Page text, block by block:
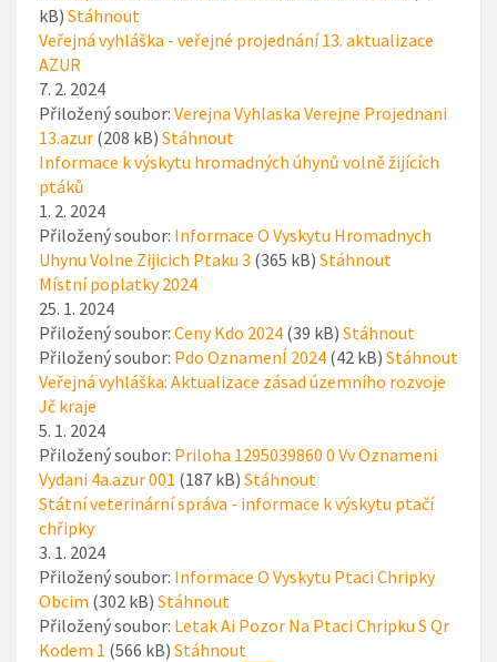
kB) Stáhnout
Veřejná vyhláška - veřejné projednání 13. aktualizace
AZUR
7. 2. 2024
Přiložený soubor: Verejna Vyhlaska Verejne Projednani
13.azur (208 kB) Stáhnout
Informace k výskytu hromadných úhynů volně žijících
ptáků
1. 2. 2024
Přiložený soubor: Informace O Vyskytu Hromadnych
Uhynu Volne Zijicich Ptaku 3 (365 kB) Stáhnout
Místní poplatky 2024
25. 1. 2024
Přiložený soubor: Ceny Kdo 2024 (39 kB) Stáhnout
Přiložený soubor: Pdo OznamenÍ 2024 (42 kB) Stáhnout
Veřejná vyhláška: Aktualizace zásad územního rozvoje
Jč kraje
5. 1. 2024
Přiložený soubor: Priloha 1295039860 0 Vv Oznameni
Vydani 4a.azur 001 (187 kB) Stáhnout
Státní veterinární správa - informace k výskytu ptačí
chřipky
3. 1. 2024
Přiložený soubor: Informace O Vyskytu Ptaci Chripky
Obcim (302 kB) Stáhnout
Přiložený soubor: Letak Ai Pozor Na Ptaci Chripku S Qr
Kodem 1 (566 kB) Stáhnout